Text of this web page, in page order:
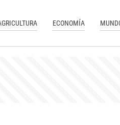
ECONOMÍA